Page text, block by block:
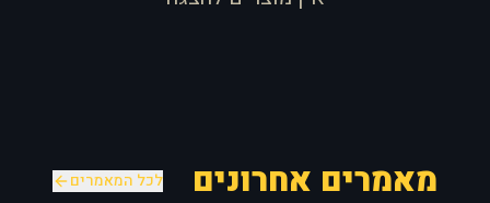
מאמרים אחרונים לכל המאמרים